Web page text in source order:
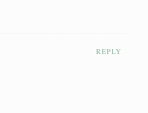
REPLY